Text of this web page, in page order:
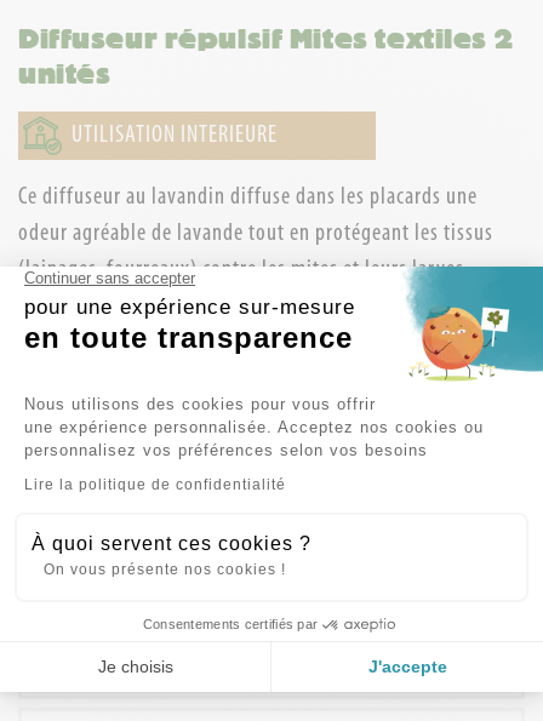
Continuer sans accepter
pour une expérience sur-mesure
en toute transparence
Plateforme de Gestion du
Nous utilisons des cookies pour vous offrir
une expérience personnalisée. Acceptez nos cookies ou
personnalisez vos préférences selon vos besoins
Lire la politique de confidentialité
À quoi servent ces cookies ?
On vous présente nos cookies !
Consentements certifiés par
Je choisis J'accepte
Axeptio consent
Diffuseur répulsif Mites textiles 2
unités
UTILISATION INTERIEURE
Ce diffuseur au lavandin diffuse dans les placards une
odeur agréable de lavande tout en protégeant les tissus
(lainages, fourreaux) contre les mites et leurs larves,
responsables des trous dans les textiles.
Télécharger lafiche de sécurité .
Contenance : 2 pièges
LES + PRODUIT
PRECAUTION D'EMPLOI